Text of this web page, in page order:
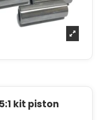
kit piston